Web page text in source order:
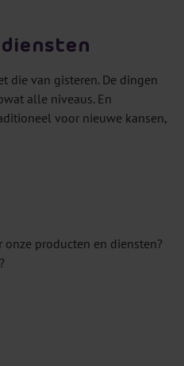
die van gisteren. De dingen
alle niveaus. En
voor nieuwe kansen,
producten en diensten?